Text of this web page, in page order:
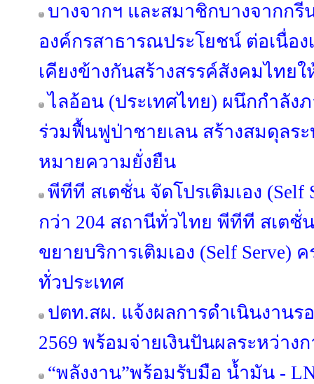
บางจากฯ และสมาชิกบางจากก
องค์กรสาธารณประโยชน์ ต่อเนื่อ
เคียงข้างกันสร้างสรรค์สังคมไทย
ไลอ้อน (ประเทศไทย) ผนึกกำลัง
ร่วมฟื้นฟูป่าชายเลน สร้างสมดุลระ
หมายความยั่งยืน
พีทีที สเตชั่น จัดโปรเติมเอง (Self
กว่า 204 สถานีทั่วไทย พีทีที สเตชั่
ขยายบริการเติมเอง (Self Serve)
ทั่วประเทศ
ปตท.สผ. แจ้งผลการดำเนินงานร
2569 พร้อมจ่ายเงินปันผลระหว่าง
“พลังงาน”พร้อมรับมือ น้ำมัน -